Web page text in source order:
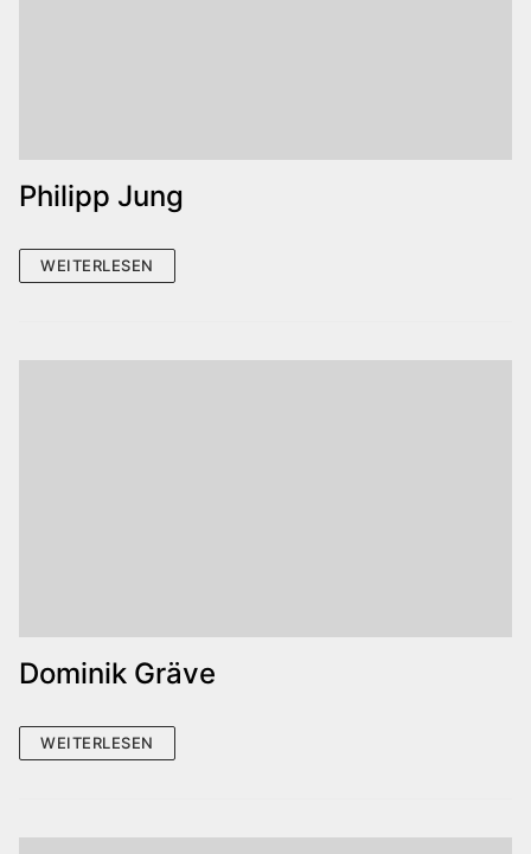
Philipp Jung
WEITERLESEN
Dominik Gräve
WEITERLESEN